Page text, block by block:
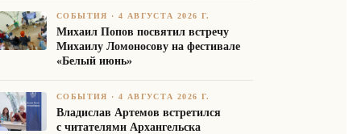
СОБЫТИЯ ·4 АВГУСТА 2026 Г.
Михаил Попов посвятил встречу
Михаилу Ломоносову на фестивале
«Белый июнь»
СОБЫТИЯ ·4 АВГУСТА 2026 Г.
Владислав Артемов встретился
с читателями Архангельска